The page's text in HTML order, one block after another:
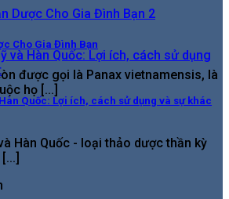
Quốc: Lợi ích, cách sử dụng và sự khác
Hàn Quốc - loại thảo dược thần kỳ
Cho Gia Đình Bạn
được gọi là Panax vietnamensis, là
họ [...]